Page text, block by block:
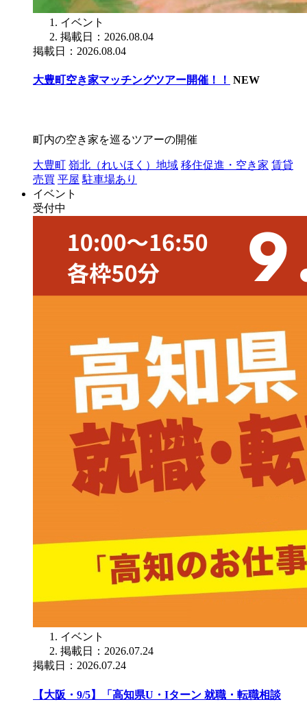
イベント
掲載日：2026.08.04
掲載日：2026.08.04
大豊町空き家マッチングツアー開催！！ NEW
町内の空き家を巡るツアーの開催
大豊町 嶺北（れいほく）地域 移住促進・空き家 賃貸
売買 平屋 駐車場あり
イベント
受付中
イベント
掲載日：2026.07.24
掲載日：2026.07.24
【大阪・9/5】「高知県U・Iターン 就職・転職相談